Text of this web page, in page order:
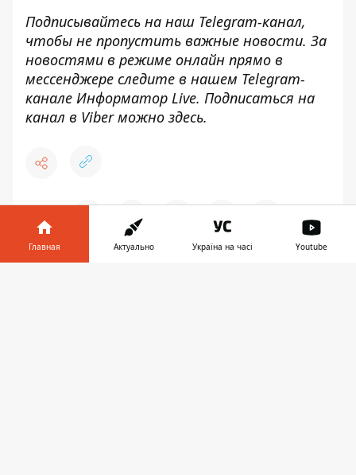
Подписывайтесь на наш Telegram-канал,
чтобы не пропустить важные новости. За
новостями в режиме онлайн прямо в
мессенджере следите в нашем Telegram-
канале Информатор Live. Подписаться на
канал в Viber можно здесь.
👍 ♥ 😆
Главная Актуально Україна на часі Youtube